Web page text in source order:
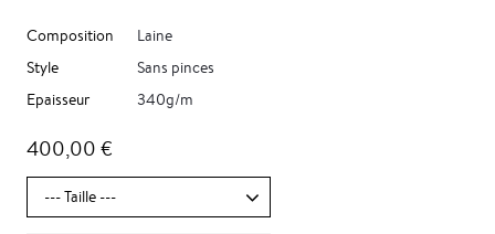
Composition
Laine
Style
Sans pinces
Epaisseur
340g/m
400,00 €